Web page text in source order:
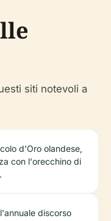
siti notevoli a
d'Oro olandese,
con l'orecchino di
discorso